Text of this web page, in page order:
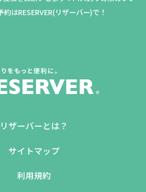
約はRESERVER(リザーバー)で！
リザーバーとは？
サイトマップ
利用規約